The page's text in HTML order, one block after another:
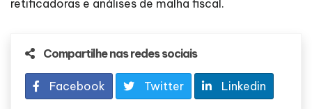
retificadoras e análises de malha fiscal.
Compartilhe nas redes sociais
Facebook Twitter Linkedin